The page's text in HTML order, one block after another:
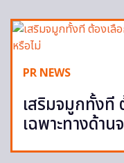
PR NEWS
เสริมจมูกทั้งที
เฉพาะทางด้า